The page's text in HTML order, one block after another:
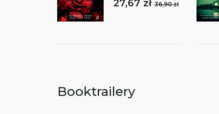
27,67 zł36,90 zł
Booktrailery